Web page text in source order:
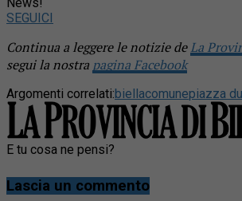
SEGUICI
Continua a leggere le notizie deLa
segui la nostra pagina Facebook
Argomenti correlati:biellacomunepiazza
E tu cosa ne pensi?
Lascia un commento